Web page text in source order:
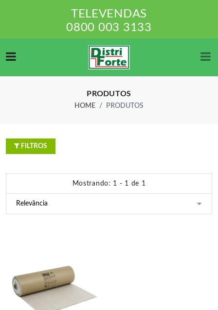
TELEVENDAS
0800 003 3133
PRODUTOS
HOME PRODUTOS
FILTROS
Mostrando: 1 - 1 de 1